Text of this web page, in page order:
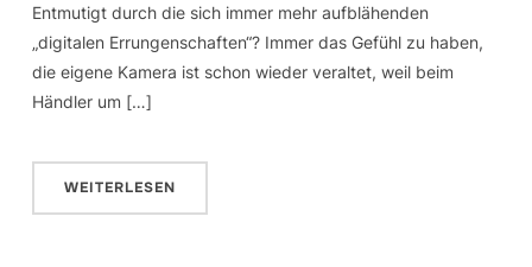
Entmutigt durch die sich immer mehr aufblähenden
„digitalen Errungenschaften“? Immer das Gefühl zu haben,
die eigene Kamera ist schon wieder veraltet, weil beim
Händler um […]
WEITERLESEN